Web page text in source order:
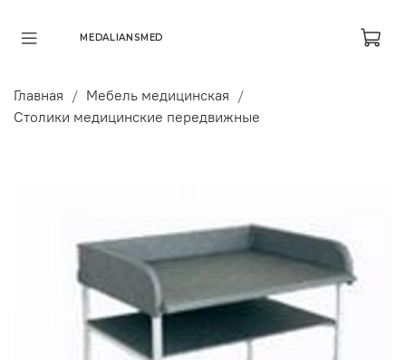
MEDALIANSMED
Главная
Мебель медицинская
Столики медицинские передвижные